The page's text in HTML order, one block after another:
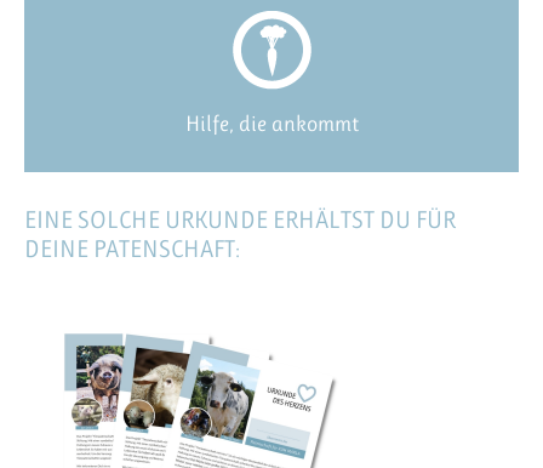
Hilfe, die ankommt
EINE SOLCHE URKUNDE ERHÄLTST DU FÜR
DEINE PATENSCHAFT: